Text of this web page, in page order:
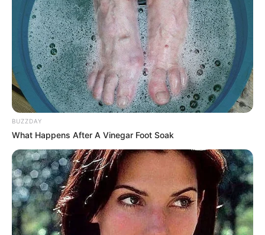
BUZZDAY
What Happens After A Vinegar Foot Soak